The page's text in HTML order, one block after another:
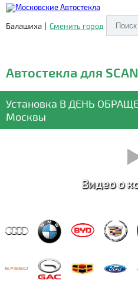
Балашиха | Сменить город
Автостекла для
Установка В ДЕНЬ
Москвы
Видео о